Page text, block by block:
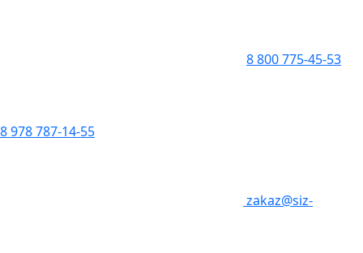
8 800 775-45-53
8 978 787-14-55
zakaz@siz-